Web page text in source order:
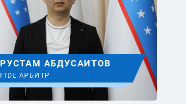
РУСТАМ АБДУСАИТОВ
FIDE АРБИТР